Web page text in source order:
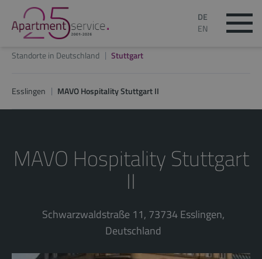
DE
EN
Standorte in Deutschland Stuttgart
Esslingen MAVO Hospitality Stuttgart II
MAVO Hospitality Stuttgart
II
Schwarzwaldstraße 11, 73734 Esslingen,
Deutschland